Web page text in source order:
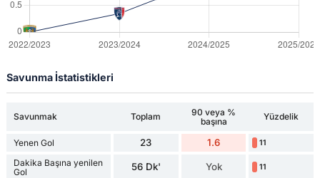
Savunma İstatistikleri
Savunmak Toplam
90 veya %
başına
Yüzdelik
Yenen Gol 23 1.6 11
Dakika Başına yenilen
Gol
56 Dk' Yok 11